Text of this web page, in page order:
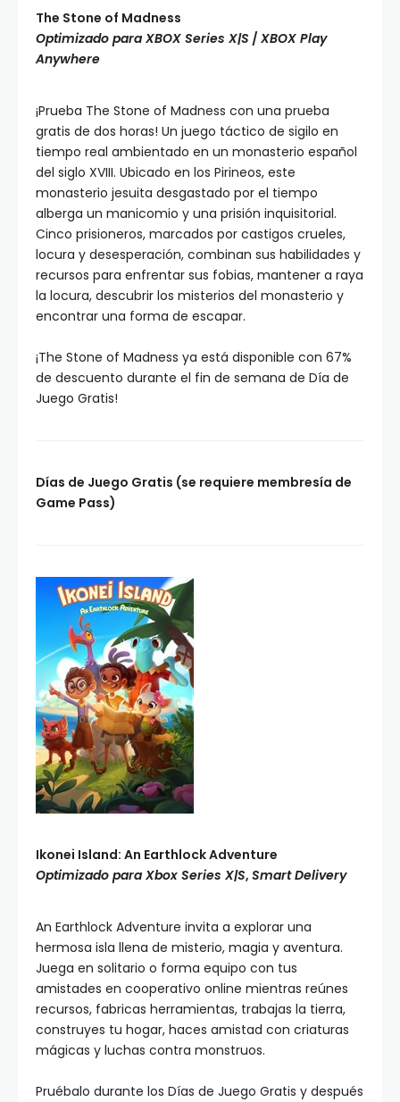
The Stone of Madness
Optimizado para XBOX Series X|S / XBOX Play
Anywhere
¡Prueba The Stone of Madness con una prueba
gratis de dos horas! Un juego táctico de sigilo en
tiempo real ambientado en un monasterio español
del siglo XVIII. Ubicado en los Pirineos, este
monasterio jesuita desgastado por el tiempo
alberga un manicomio y una prisión inquisitorial.
Cinco prisioneros, marcados por castigos crueles,
locura y desesperación, combinan sus habilidades y
recursos para enfrentar sus fobias, mantener a raya
la locura, descubrir los misterios del monasterio y
encontrar una forma de escapar.
¡The Stone of Madness ya está disponible con 67%
de descuento durante el fin de semana de Día de
Juego Gratis!
Días de Juego Gratis (se requiere membresía de
Game Pass)
Ikonei Island: An Earthlock Adventure
Optimizado para Xbox Series X|S, Smart Delivery
An Earthlock Adventure invita a explorar una
hermosa isla llena de misterio, magia y aventura.
Juega en solitario o forma equipo con tus
amistades en cooperativo online mientras reúnes
recursos, fabricas herramientas, trabajas la tierra,
construyes tu hogar, haces amistad con criaturas
mágicas y luchas contra monstruos.
Pruébalo durante los Días de Juego Gratis y después